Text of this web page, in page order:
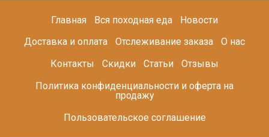
Главная Вся походная еда
Новости
Доставка и оплата
Отслеживание заказа
О нас
Контакты
Скидки Статьи
Отзывы
Политика конфиденциальности и оферта на
продажу
Пользовательское соглашение